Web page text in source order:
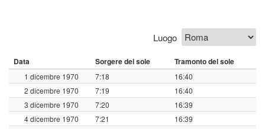
Luogo
Data Sorgere del sole Tramonto del sole
1 dicembre 1970 7:18
16:40
2 dicembre 1970
7:19
16:40
3 dicembre 1970
7:20
16:39
4 dicembre 1970
7:21
16:39